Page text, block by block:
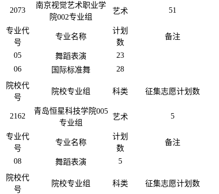
2073
南京视觉艺术职业学
院002专业组
艺术 51
专业代
号
专业名称
计划
数
备注
05 舞蹈表演
23
06
国际标准舞
28
院校代
号
院校专业组 科类 征集志愿计划数
2162
青岛恒星科技学院005
专业组
艺术 5
专业代
号
专业名称
计划
数
备注
08 舞蹈表演
5
院校代
号
院校专业组 科类 征集志愿计划数